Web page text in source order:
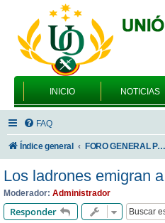
INICIO NOTICIAS
FAQ
Índice general FORO GENERAL PARA TODOS LOS USUARIOS
Los ladrones emigran
Moderador: Administrador
Responder